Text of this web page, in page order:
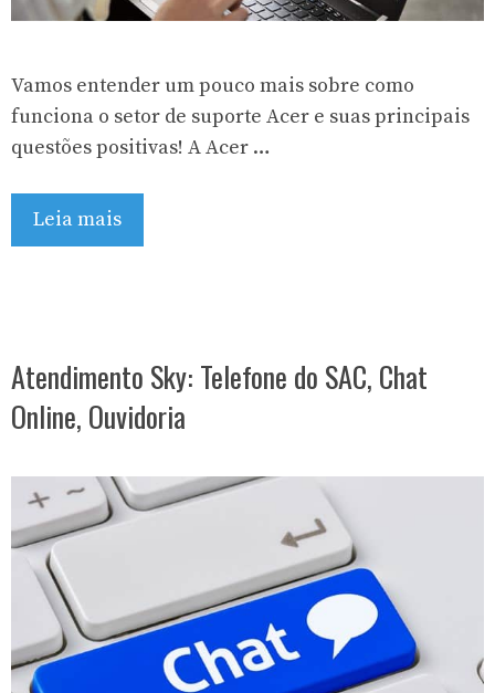
Vamos entender um pouco mais sobre como
funciona o setor de suporte Acer e suas principais
questões positivas! A Acer …
Leia mais
Atendimento Sky: Telefone do SAC, Chat
Online, Ouvidoria